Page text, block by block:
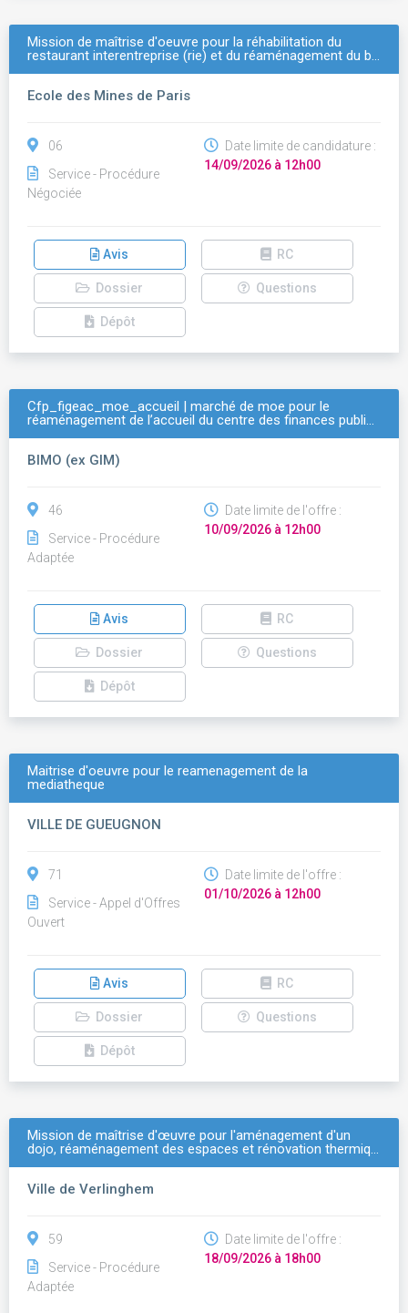
Mission de maîtrise d'oeuvre pour la réhabilitation du
restaurant inter­entreprise (rie) et du réaménagement du b…
Ecole des Mines de Paris
06
Service - Procédure
Négociée
Date limite de candidature :
14/09/2026 à 12h00
Avis RC
Dossier Questions
Dépôt
Cfp_figeac_moe_accueil | marché de moe pour le
réaménagement de l’accueil du centre des finances publi…
BIMO (ex GIM)
46
Service - Procédure
Adaptée
Date limite de l'offre :
10/09/2026 à 12h00
Avis RC
Dossier Questions
Dépôt
Maitrise d'oeuvre pour le reamenagement de la
mediatheque
VILLE DE GUEUGNON
71
Service - Appel d'Offres
Ouvert
Date limite de l'offre :
01/10/2026 à 12h00
Avis RC
Dossier Questions
Dépôt
Mission de maîtrise d'œuvre pour l'aménagement d'un
dojo, réaménagement des espaces et rénovation thermiq…
Ville de Verlinghem
59
Service - Procédure
Adaptée
Date limite de l'offre :
18/09/2026 à 18h00